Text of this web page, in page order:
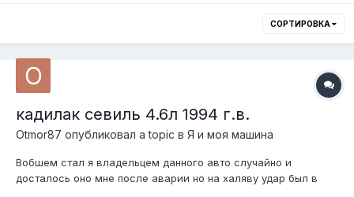
СОРТИРОВКА
кадилак севиль 4.6л 1994 г.в.
Otmor87 опубликовал a topic в Я и моя машина
Вобшем стал я владельцем данного авто случайно и
досталось оно мне после аварии но на халяву удар был в